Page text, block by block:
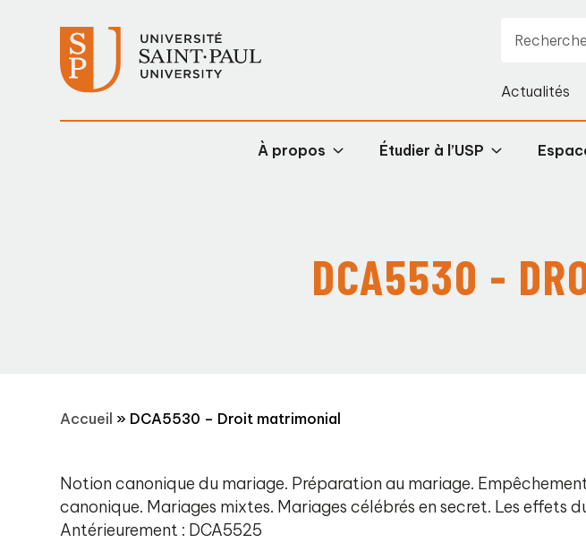
Actualités
À propos Étudier à l’USP
DCA5530 -
Accueil » DCA5530 – Droit matrimonial
Notion canonique du mariage. Préparation au mariage.
canonique. Mariages mixtes. Mariages célébrés en secret. Les effets
Antérieurement : DCA5525